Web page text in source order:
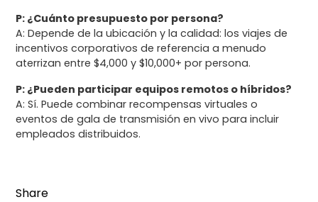
Share
P: ¿Cuánto presupuesto por persona?
A: Depende de la ubicación y la calidad: los viajes de
incentivos corporativos de referencia a menudo
aterrizan entre $4,000 y $10,000+ por persona.
P: ¿Pueden participar equipos remotos o híbridos?
A: Sí. Puede combinar recompensas virtuales o
eventos de gala de transmisión en vivo para incluir
empleados distribuidos.